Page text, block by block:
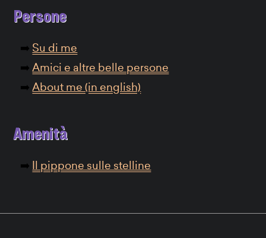
Persone
Su di me
Amici e altre belle persone
About me (in english)
Amenità
Il pippone sulle stelline